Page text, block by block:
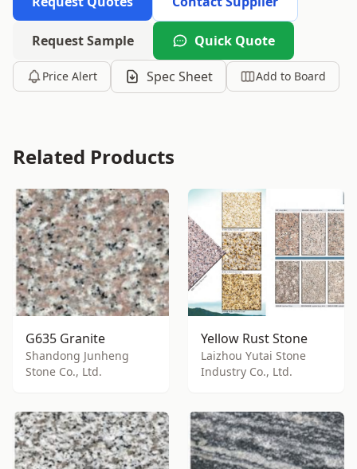
Request Sample Quick Quote
Price Alert Spec Sheet Add to Board
Related Products
G635 Granite
Shandong Junheng
Stone Co., Ltd.
Yellow Rust Stone
Laizhou Yutai Stone
Industry Co., Ltd.